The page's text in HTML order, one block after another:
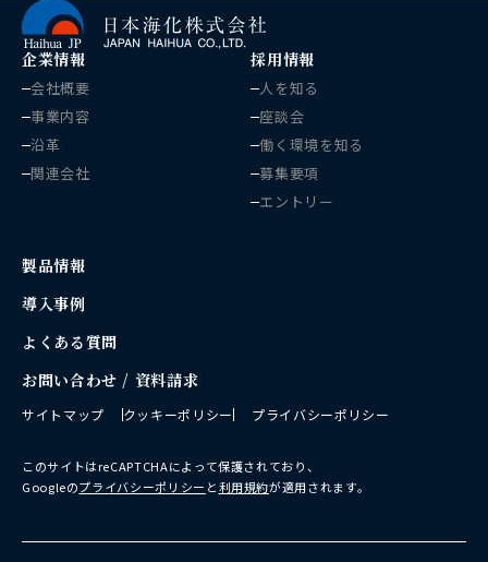
企業情報
会社概要
事業内容
沿革
関連会社
採用情報
人を知る
座談会
働く環境を知る
募集要項
エントリー
製品情報
導入事例
よくある質問
お問い合わせ / 資料請求
サイトマップ クッキーポリシー プライバシーポリシー
このサイトはreCAPTCHAによって保護されており、
Googleのプライバシーポリシー と利用規約が適用されます。